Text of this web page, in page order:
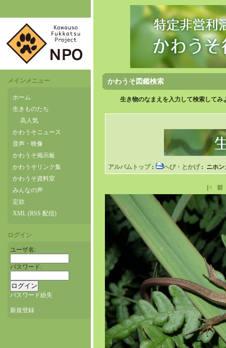
メインメニュー
ホーム
生きものたち
高人気
かわうそニュース
音声・映像
かわうそ掲示板
かわうそリンク集
かわうそ資料室
みんなの声
定款
XML (RSS 配信)
ログイン
ユーザ名:
パスワード:
パスワード紛失
新規登録
かわうそ図鑑検索
生き物のなまえを入力して検索して
アルバムトップ: へび・とかげ: ニホン
[< 前